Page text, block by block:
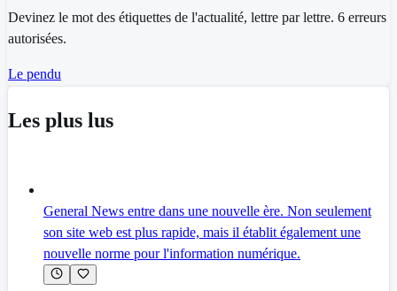
Devinez le mot des étiquettes de l'actualité, lettre par lettre. 6 erreurs
autorisées.
Le pendu
Les plus lus
General News entre dans une nouvelle ère. Non seulement
son site web est plus rapide, mais il établit également une
nouvelle norme pour l'information numérique.